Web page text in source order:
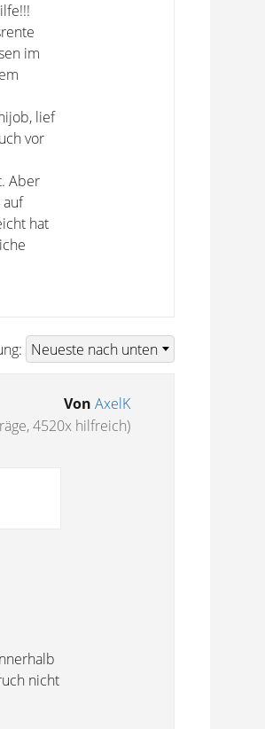
im
lief
vor
Aber
auf
hat
Von AxelK
4520x hilfreich)
nicht